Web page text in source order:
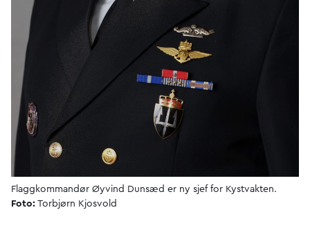
Flaggkommandør Øyvind Dunsæd er ny sjef for Kystvakten.
Foto: Torbjørn Kjosvold